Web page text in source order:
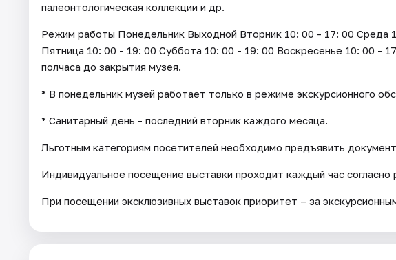
палеонтологическая коллекции и др.
Режим работы Понедельник Выходной Вторник 10: 00 - 17: 00 Среда
Пятница 10: 00 - 19: 00 Суббота 10: 00 - 19: 00 Воскресенье 10: 00 -
полчаса до закрытия музея.
* В понедельник музей работает только в режиме экскурсионного
* Санитарный день - последний вторник каждого месяца.
Льготным категориям посетителей необходимо предъявить
Индивидуальное посещение выставки проходит каждый час
При посещении эксклюзивных выставок приоритет – за